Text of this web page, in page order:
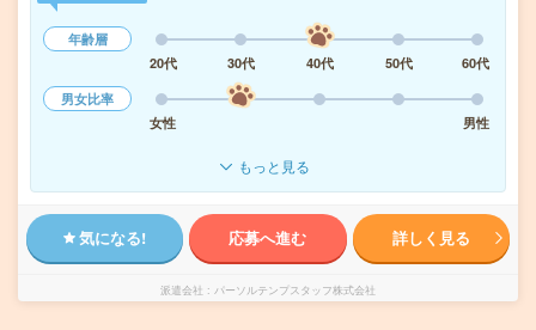
年齢層
20代
30代 40代 50代
60代
男女比率
女性
男性
もっと見る
気になる! 応募へ進む 詳しく見る
派遣会社 パーソルテンプスタッフ株式会社